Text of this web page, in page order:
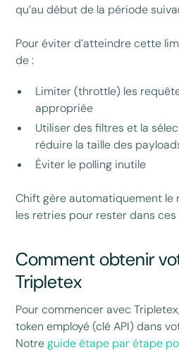
qu’au début de la période
Pour éviter d’atteindre cette
de :
Limiter (throttle) les
appropriée
Utiliser des filtres et la
réduire la taille des
Éviter le polling inutile
Chift gère automatiquement
les retries pour rester dans ces
Comment obtenir
Tripletex
Pour commencer avec
token employé (clé API) dans
Notreguide étape par étape